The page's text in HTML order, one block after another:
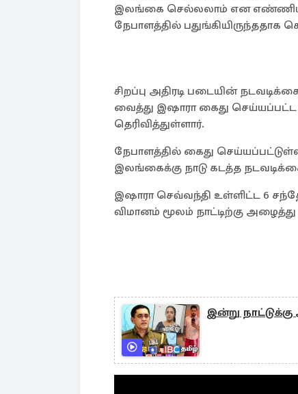
இலங்கை செல்லலாம் என எண்ணிய
நேபாளத்தில் பதுங்கியிருந்ததாக
சிறப்பு அதிரடி படையின்
வைத்து இஷாரா கைது
தெரிவித்துள்ளார்.
நேபாளத்தில் கைது
இலங்கைக்கு நாடு கடத்த
இஷாரா செவ்வந்தி உள்ளிட்ட 6
விமானம் மூலம் நாட்டிற்கு
இன்று